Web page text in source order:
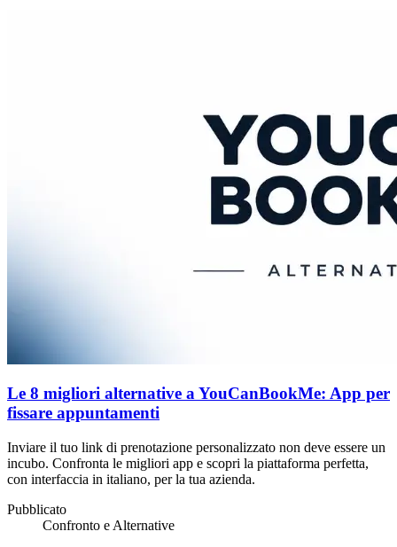
Le 8 migliori alternative a YouCanBookMe: App per
fissare appuntamenti
Inviare il tuo link di prenotazione personalizzato non deve essere un
incubo. Confronta le migliori app e scopri la piattaforma perfetta,
con interfaccia in italiano, per la tua azienda.
Pubblicato
Confronto e Alternative